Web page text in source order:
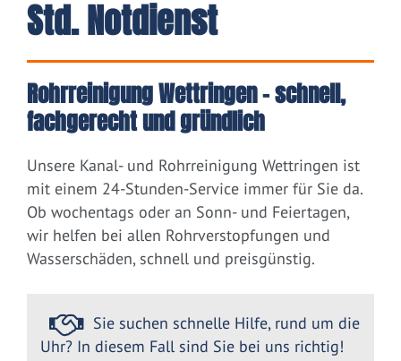
Std. Notdienst
Rohrreinigung Wettringen – schnell,
fachgerecht und gründlich
Unsere Kanal- und Rohrreinigung Wettringen ist
mit einem 24-Stunden-Service immer für Sie da.
Ob wochentags oder an Sonn- und Feiertagen,
wir helfen bei allen Rohrverstopfungen und
Wasserschäden, schnell und preisgünstig.
Sie suchen schnelle Hilfe, rund um die
Uhr? In diesem Fall sind Sie bei uns richtig!